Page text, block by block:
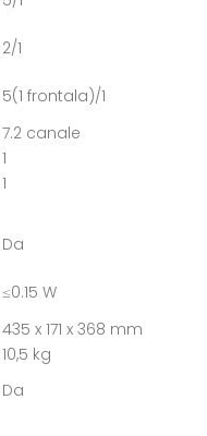
2/1
5(1 frontala)/1
7.2 canale
1
1
Da
≤0.15 W
435 x 171 x 368 mm
10,5 kg
Da